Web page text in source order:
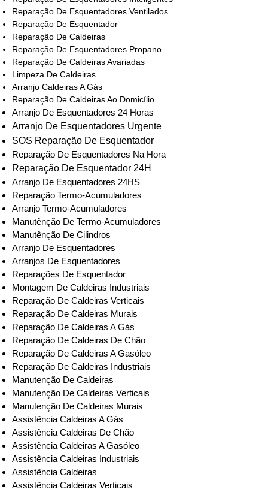
Reparação De Esquentadores Ventilados
Reparação De Esquentador
Reparação De Caldeiras
Reparação De Esquentadores Propano
Reparação De Caldeiras Avariadas
Limpeza De Caldeiras
Arranjo Caldeiras A Gás
Reparação De Caldeiras Ao Domicílio
Arranjo De Esquentadores 24 Horas
Arranjo De Esquentadores Urgente
SOS Reparação De Esquentador
Reparação De Esquentadores Na Hora
Reparação De Esquentador 24H
Arranjo De Esquentadores 24HS
Reparação Termo-Acumuladores
Arranjo Termo-Acumuladores
Manutênção De Termo-Acumuladores
Manutênção De Cilindros
Arranjo De Esquentadores
Arranjos De Esquentadores
Reparações De Esquentador
Montagem De Caldeiras Industriais
Reparação De Caldeiras Verticais
Reparação De Caldeiras Murais
Reparação De Caldeiras A Gás
Reparação De Caldeiras De Chão
Reparação De Caldeiras A Gasóleo
Reparação De Caldeiras Industriais
Manutenção De Caldeiras
Manutenção De Caldeiras Verticais
Manutenção De Caldeiras Murais
Assistência Caldeiras A Gás
Assistência Caldeiras De Chão
Assistência Caldeiras A Gasóleo
Assistência Caldeiras Industriais
Assistência Caldeiras
Assistência Caldeiras Verticais